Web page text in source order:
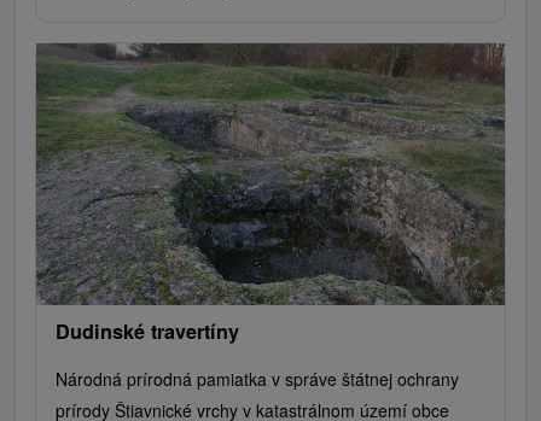
Dudinské travertíny
Národná prírodná pamiatka v správe štátnej ochrany
prírody Štiavnické vrchy v katastrálnom území obce